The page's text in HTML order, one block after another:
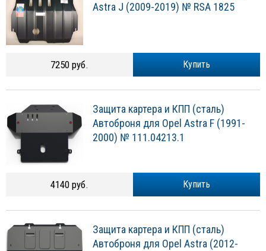
Astra J (2009-2019) № RSA 1825
Купить
7250 руб.
Защита картера и КПП (сталь)
Автоброня для Opel Astra F (1991-
2000) № 111.04213.1
Купить
4140 руб.
Защита картера и КПП (сталь)
Автоброня для Opel Astra (2012-